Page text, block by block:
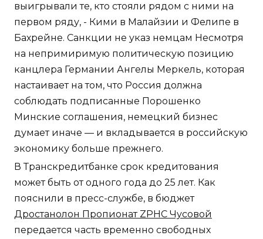
выигрывали те, кто стояли рядом с ними на
первом ряду, - Кими в Малайзии и Фелипе в
Бахрейне. Санкции не указ немцам Несмотря
на непримиримую политическую позицию
канцлера Германии Ангелы Меркель, которая
настаивает на том, что Россия должна
соблюдать подписанные Порошенко
Минские соглашения, немецкий бизнес
думает иначе — и вкладывается в российскую
экономику больше прежнего.
В Транскредитбанке срок кредитования
может быть от одного года до 25 лет. Как
пояснили в пресс-службе, в бюджет
Дростанолон Пропионат ZPHC Чусовой
передается часть временно свободных